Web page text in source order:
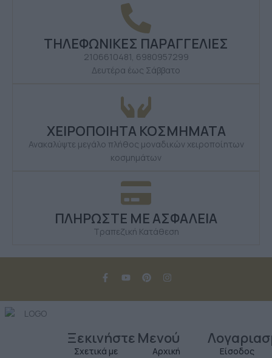
ΤΗΛΕΦΩΝΙΚΕΣ ΠΑΡΑΓΓΕΛΙΕΣ
2106610481, 6980957299
Δευτέρα έως Σάββατο
ΧΕΙΡΟΠΟΙΗΤΑ ΚΟΣΜΗΜΑΤΑ
Ανακαλύψτε μεγάλο πλήθος μοναδικών χειροποίητων
κοσμημάτων
ΠΛΗΡΩΣΤΕ ΜΕ ΑΣΦΑΛΕΙΑ
Τραπεζική Κατάθεση
Ξεκινήστε
Σχετικά με
Μενού
Αρχική
Είσοδος